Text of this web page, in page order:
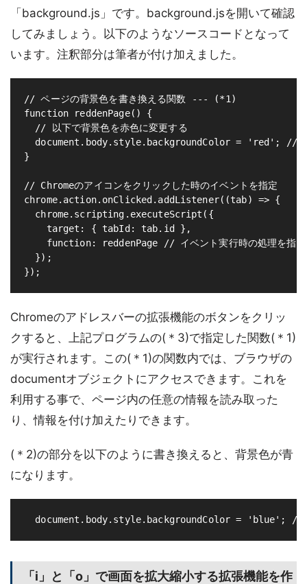
「background.js」です。background.jsを開いて確認
してみましょう。以下のようなソースコードとなって
います。注釈部分は筆者が付け加えました。
// ページの背景色を書き換える関数 --- (*1)
function reddenPage() {
  // 以下で背景色を赤色に変更する
document.body.style.backgroundColor = 'red'; //
}
// Chromeのアイコンをクリックした時のイベントを指定
chrome.action.onClicked.addListener((tab) => {
  chrome.scripting.executeScript({
    target: { tabId: tab.id },
function: reddenPage // イベント実行時の処理を指
  });
Chromeのアドレスバーの拡張機能のボタンをクリッ
クすると、上記プログラムの(＊3)で指定した関数(＊1)
が実行されます。この(＊1)の関数内では、ブラウザの
documentオブジェクトにアクセスできます。これを
利用する事で、ページ内の任意の情報を読み取った
り、情報を付け加えたりできます。
(＊2)の部分を以下のように書き換えると、背景色が青
になります。
「i」と「o」で画面を拡大縮小する拡張機能を作